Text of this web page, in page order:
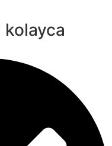
kolayca